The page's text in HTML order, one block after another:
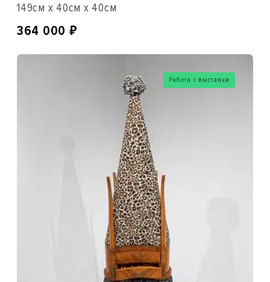
149см x 40см x 40см
364 000 ₽
Работа с выставки